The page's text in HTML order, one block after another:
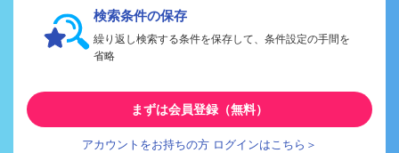
検索条件の保存
繰り返し検索する条件を保存して、条件設定の手間を
省略
まずは会員登録（無料）
アカウントをお持ちの方 ログインはこちら＞